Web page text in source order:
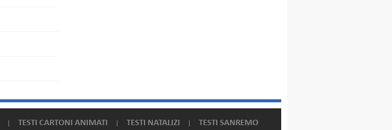
TESTI CARTONI ANIMATI TESTI NATALIZI TESTI SANREMO